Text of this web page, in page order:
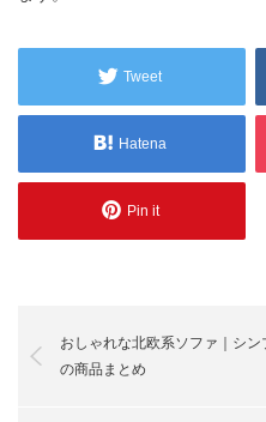
Tweet
Hatena
Pin it
おしゃれな北欧系ソファ｜シ
の商品まとめ